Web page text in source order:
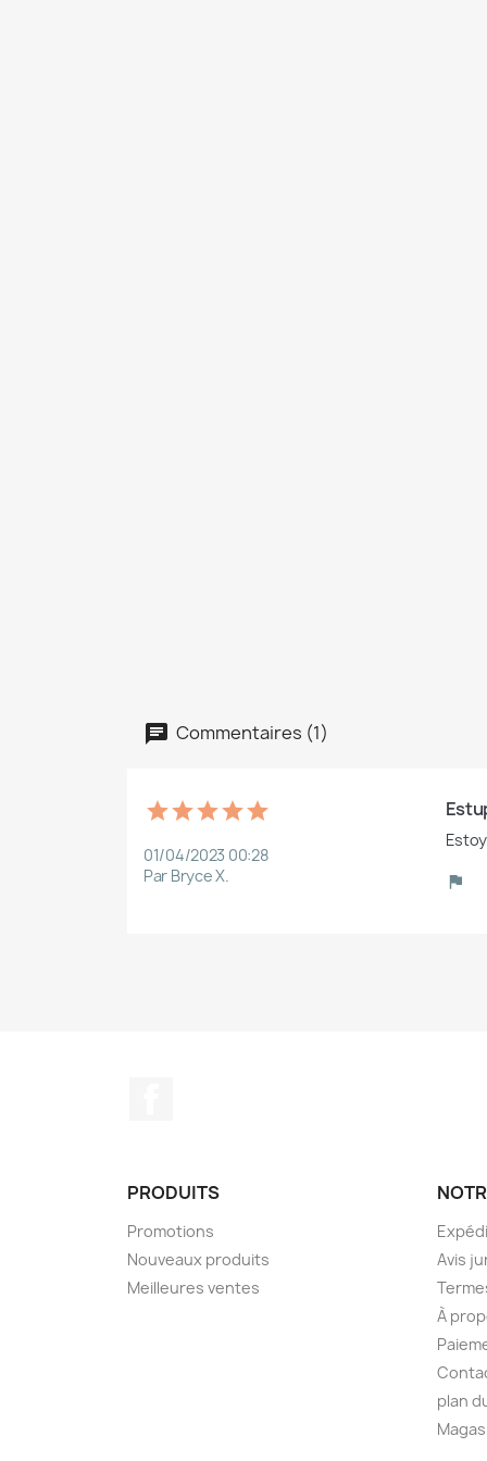
Commentaires (1)
01/04/2023 00:28
Par Bryce X.
PRODUITS
Promotions
Nouveaux produits
Meilleures ventes
Avis
À
plan